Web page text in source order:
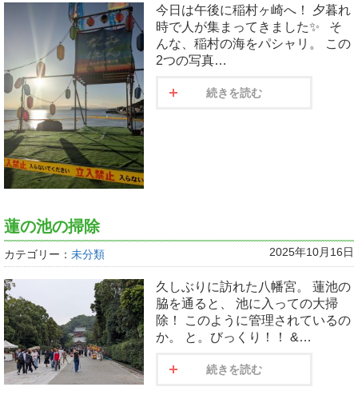
今日は午後に稲村ヶ崎へ！ 夕暮れ
時で人が集まってきました✨️ そ
んな、稲村の海をパシャリ。 この
2つの写真…
続きを読む
蓮の池の掃除
カテゴリー： 未分類 2025年10月16日
久しぶりに訪れた八幡宮。 蓮池の
脇を通ると、 池に入っての大掃
除！ このように管理されているの
か。 と。びっくり！！ &…
続きを読む